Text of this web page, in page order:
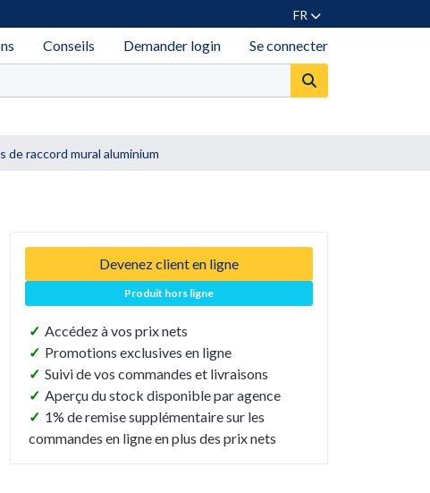
FR
Conseils Demander login Se connecter
de raccord mural aluminium
Devenez client en ligne
Produit hors ligne
✓ Accédez à vos prix nets
✓ Promotions exclusives en ligne
✓ Suivi de vos commandes et livraisons
✓ Aperçu du stock disponible par agence
✓ 1% de remise supplémentaire sur les
commandes en ligne en plus des prix nets